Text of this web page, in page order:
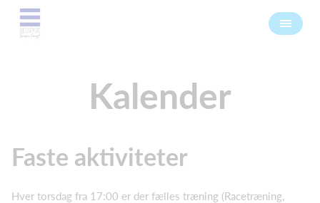
Kalender
Faste aktiviteter
Hver torsdag fra 17:00 er der fælles træning (Racetræning,